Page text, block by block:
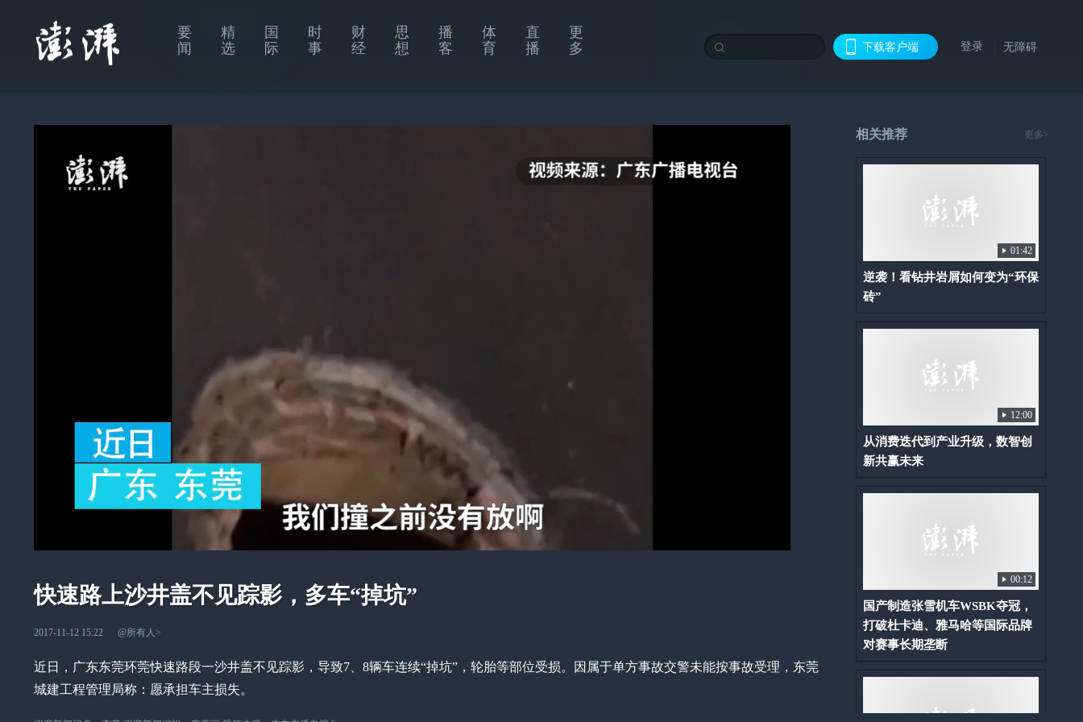
要
闻
精
选
国
际
时
事
财
经
思
想
播
客
体
育
直
播
更
多
下载客户端 登录 无障碍
快速路上沙井盖不见踪影，多车“掉坑”
2017-11-12 15:22 @所有人 >
近日，广东东莞环莞快速路段一沙井盖不见踪影，导致7、8辆车连续“掉坑”，轮胎等部位受损。因属于单方事故交警未能按事故受理，东莞
城建工程管理局称：愿承担车主损失。
相关推荐 更多>
01:42
逆袭！看钻井岩屑如何变为“环保
砖”
12:00
从消费迭代到产业升级，数智创
新共赢未来
00:12
国产制造张雪机车WSBK夺冠，
打破杜卡迪、雅马哈等国际品牌
对赛事长期垄断